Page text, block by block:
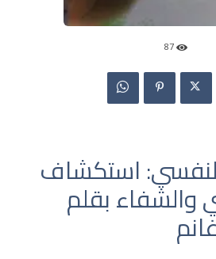
87
استكشاف
والشفاء بقلم